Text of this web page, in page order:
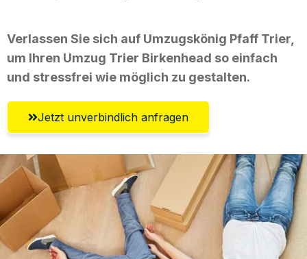
Verlassen Sie sich auf Umzugskönig Pfaff Trier,
um Ihren Umzug Trier Birkenhead so einfach
und stressfrei wie möglich zu gestalten.
Jetzt unverbindlich anfragen